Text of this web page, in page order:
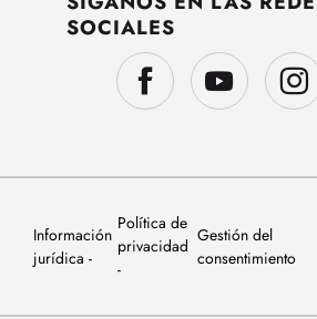
SOCIALES
Información
jurídica
Política de
privacidad
Gestión del
consentimiento